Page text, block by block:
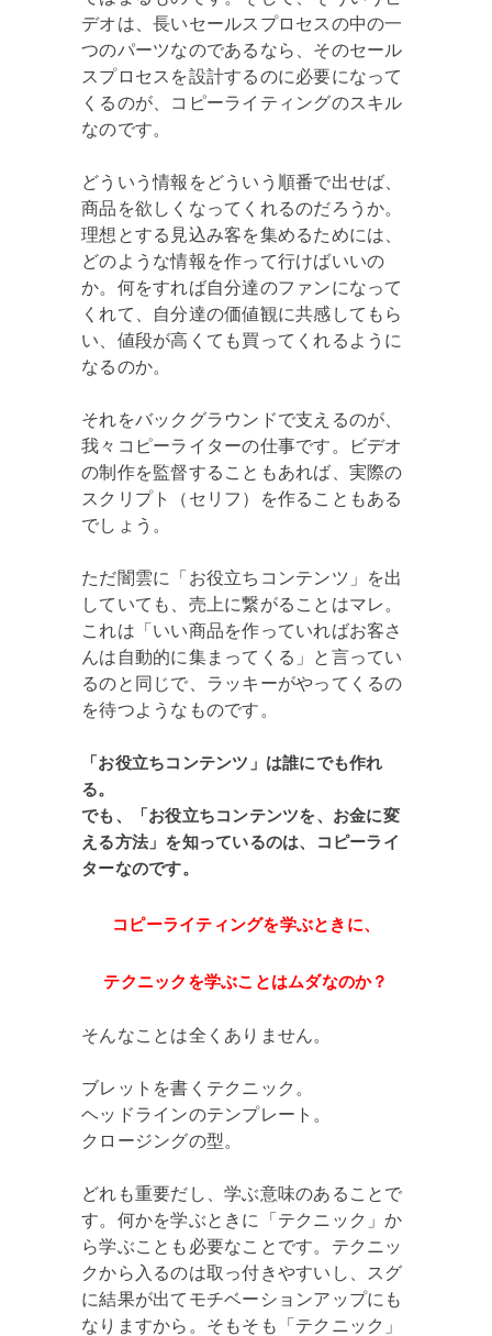
デオは、長いセールスプロセスの中の一
つのパーツなのであるなら、そのセール
スプロセスを設計するのに必要になって
くるのが、コピーライティングのスキル
なのです。
どういう情報をどういう順番で出せば、
商品を欲しくなってくれるのだろうか。
理想とする見込み客を集めるためには、
どのような情報を作って行けばいいの
か。何をすれば自分達のファンになって
くれて、自分達の価値観に共感してもら
い、値段が高くても買ってくれるように
なるのか。
それをバックグラウンドで支えるのが、
我々コピーライターの仕事です。ビデオ
の制作を監督することもあれば、実際の
スクリプト（セリフ）を作ることもある
でしょう。
ただ闇雲に「お役立ちコンテンツ」を出
していても、売上に繋がることはマレ。
これは「いい商品を作っていればお客さ
んは自動的に集まってくる」と言ってい
るのと同じで、ラッキーがやってくるの
を待つようなものです。
「お役立ちコンテンツ」は誰にでも作れ
る。
でも、「お役立ちコンテンツを、お金に変
える方法」を知っているのは、コピーライ
ターなのです。
コピーライティングを学ぶときに、
テクニックを学ぶことはムダなのか？
そんなことは全くありません。
ブレットを書くテクニック。
ヘッドラインのテンプレート。
クロージングの型。
どれも重要だし、学ぶ意味のあることで
す。何かを学ぶときに「テクニック」か
ら学ぶことも必要なことです。テクニッ
クから入るのは取っ付きやすいし、スグ
に結果が出てモチベーションアップにも
なりますから。そもそも「テクニック」